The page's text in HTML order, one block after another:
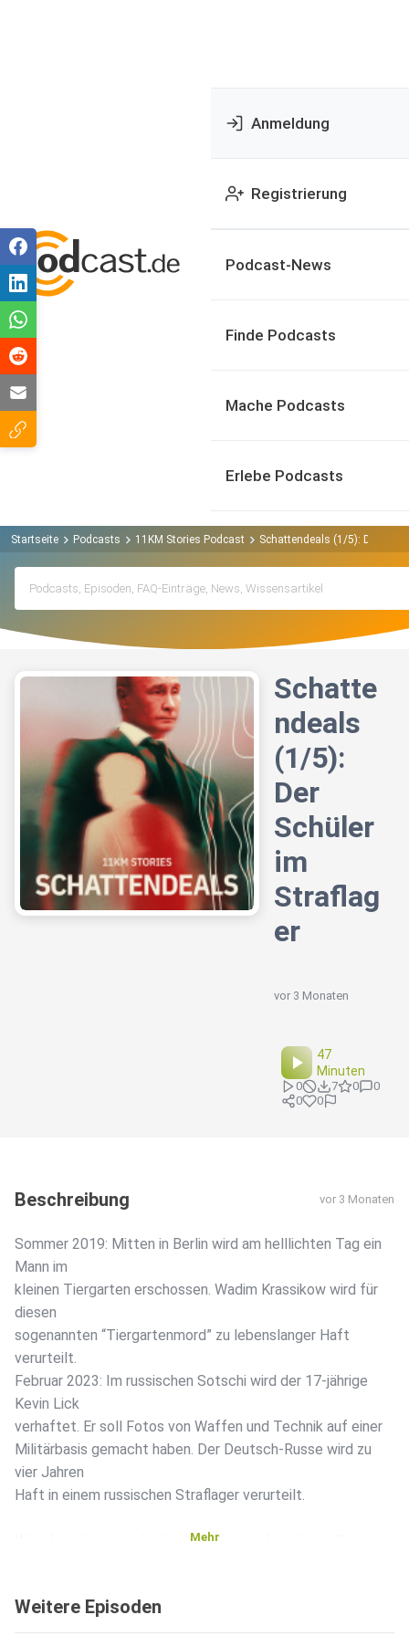
Anmeldung
Registrierung
Podcast-News
Finde Podcasts
Mache Podcasts
Erlebe Podcasts
Startseite Podcasts 11KM Stories Podcast Schattendeals (1/5): Der
Schatte
ndeals
(1/5):
Der
Schüler
im
Straflag
er
vor 3 Monaten
47
Minuten
0 7 0
0
0
0
Beschreibung vor 3 Monaten
Sommer 2019: Mitten in Berlin wird am helllichten Tag ein
Mann im
kleinen Tiergarten erschossen. Wadim Krassikow wird für
diesen
sogenannten “Tiergartenmord” zu lebenslanger Haft
verurteilt.
Februar 2023: Im russischen Sotschi wird der 17-jährige
Kevin Lick
verhaftet. Er soll Fotos von Waffen und Technik auf einer
Militärbasis gemacht haben. Der Deutsch-Russe wird zu
vier Jahren
Haft in einem russischen Straflager verurteilt.
Was damals keiner der beiden Männer ahnen kann: Ihre
Schreibtischen im Bundeskanzleramt stapeln sich nach
Mehr
Weitere Episoden